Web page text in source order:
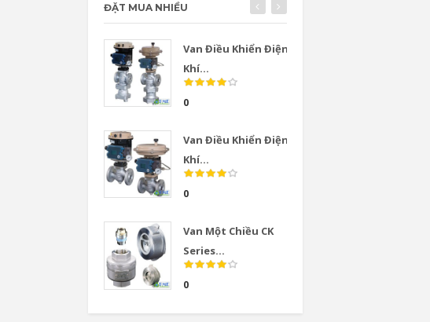
ĐẶT MUA NHIỀU
Van Điều Khiển Điện
Khí...
0
Van Điều Khiển Điện
Khí...
0
Van Một Chiều CK
Series...
0